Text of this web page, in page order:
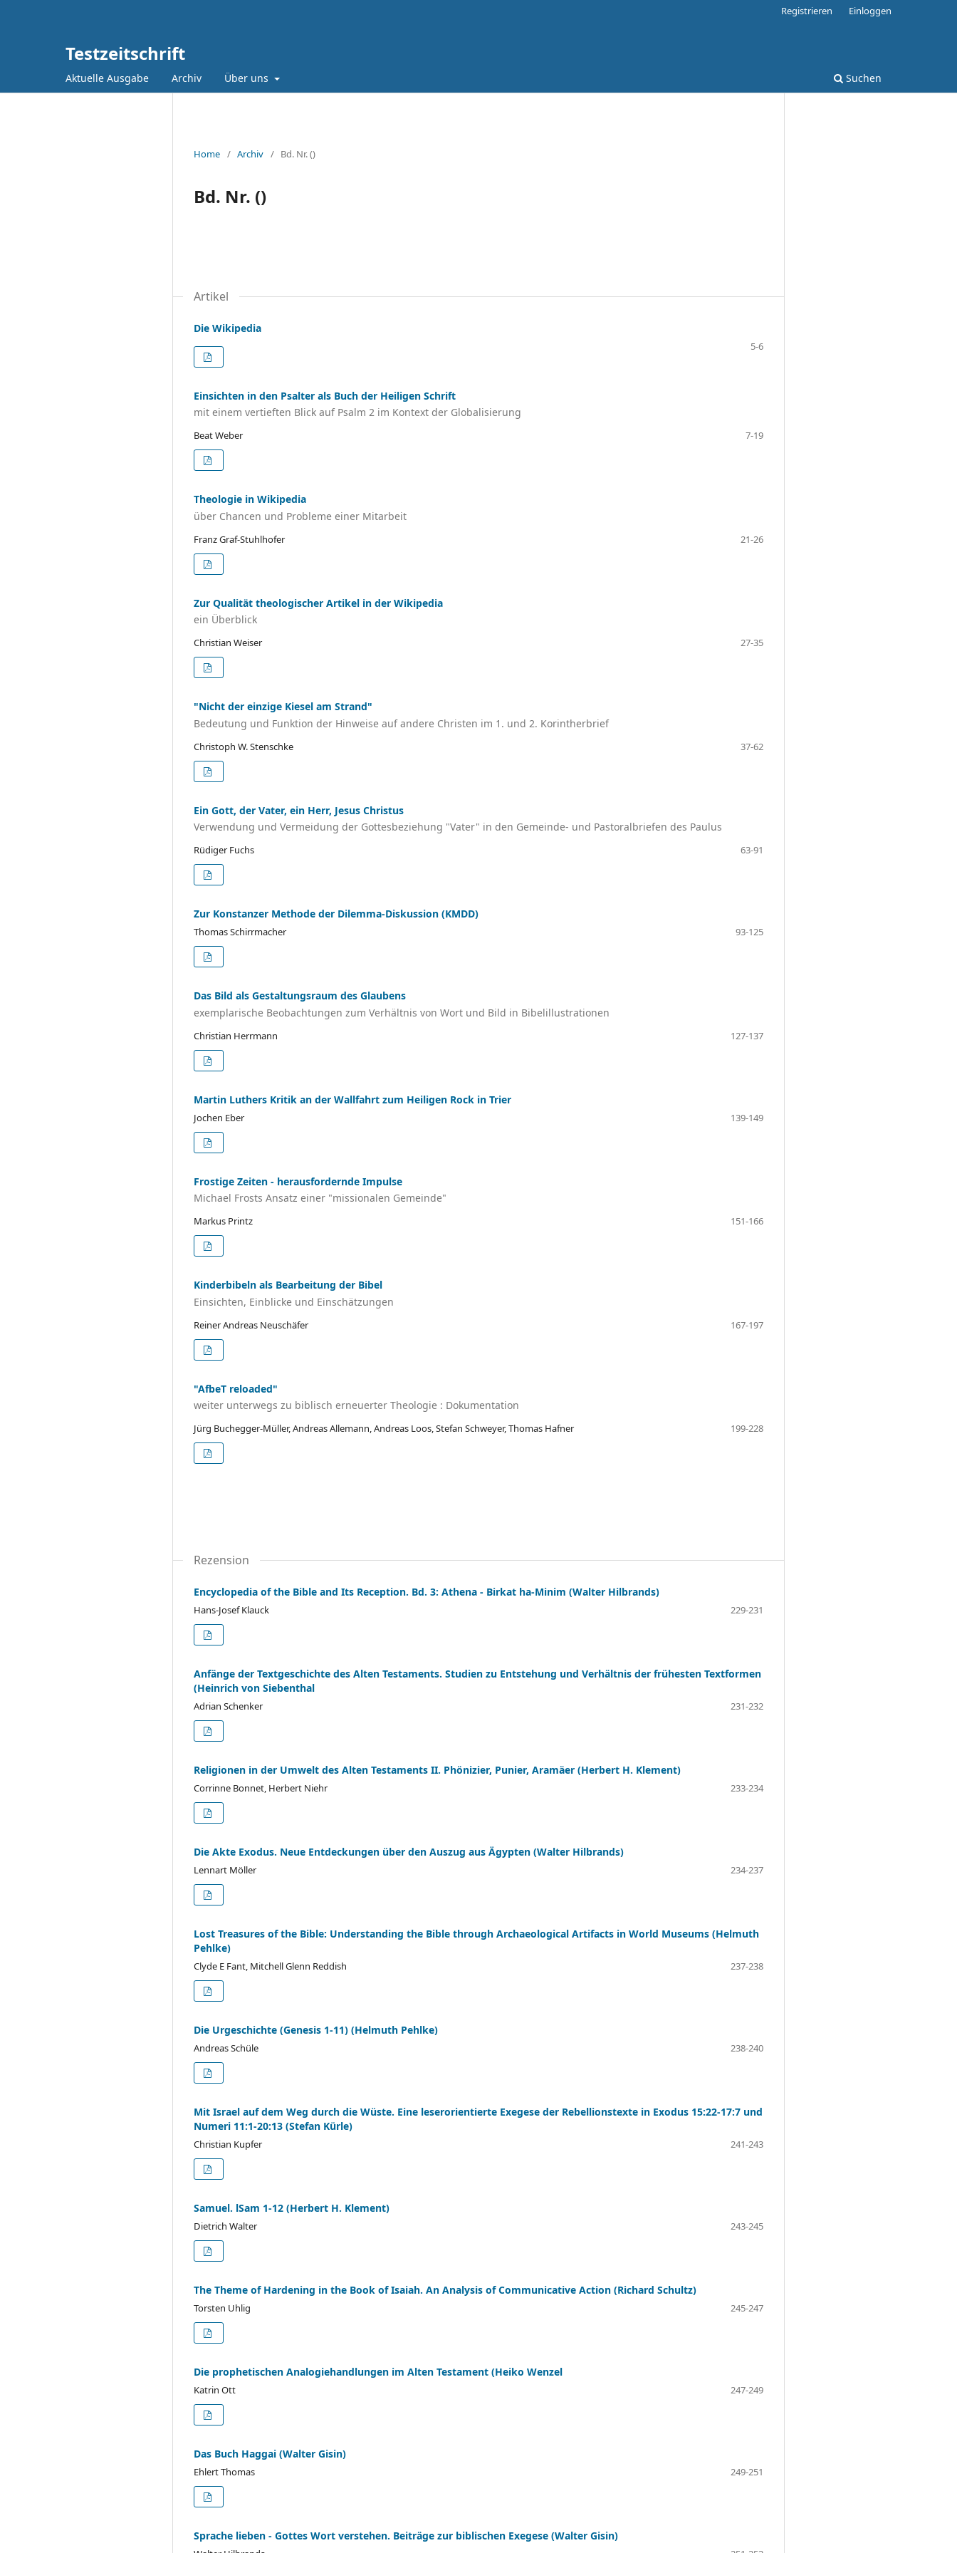
Testzeitschrift
Aktuelle Ausgabe Archiv Über uns Suchen
Registrieren Einloggen
Home / Archiv / Bd. Nr. ()
Bd. Nr. ()
Artikel
Die Wikipedia
5-6
Einsichten in den Psalter als Buch der Heiligen Schrift
mit einem vertieften Blick auf Psalm 2 im Kontext der Globalisierung
Beat Weber 7-19
Theologie in Wikipedia
über Chancen und Probleme einer Mitarbeit
Franz Graf-Stuhlhofer 21-26
Zur Qualität theologischer Artikel in der Wikipedia
ein Überblick
Christian Weiser 27-35
"Nicht der einzige Kiesel am Strand"
Bedeutung und Funktion der Hinweise auf andere Christen im 1. und 2. Korintherbrief
Christoph W. Stenschke 37-62
Ein Gott, der Vater, ein Herr, Jesus Christus
Verwendung und Vermeidung der Gottesbeziehung "Vater" in den Gemeinde- und Pastoralbriefen des Paulus
Rüdiger Fuchs 63-91
Zur Konstanzer Methode der Dilemma-Diskussion (KMDD)
Thomas Schirrmacher 93-125
Das Bild als Gestaltungsraum des Glaubens
exemplarische Beobachtungen zum Verhältnis von Wort und Bild in Bibelillustrationen
Christian Herrmann 127-137
Martin Luthers Kritik an der Wallfahrt zum Heiligen Rock in Trier
Jochen Eber 139-149
Frostige Zeiten - herausfordernde Impulse
Michael Frosts Ansatz einer "missionalen Gemeinde"
Markus Printz 151-166
Kinderbibeln als Bearbeitung der Bibel
Einsichten, Einblicke und Einschätzungen
Reiner Andreas Neuschäfer 167-197
"AfbeT reloaded"
weiter unterwegs zu biblisch erneuerter Theologie : Dokumentation
Jürg Buchegger-Müller, Andreas Allemann, Andreas Loos, Stefan Schweyer, Thomas Hafner 199-228
Rezension
Encyclopedia of the Bible and Its Reception. Bd. 3: Athena - Birkat ha-Minim (Walter Hilbrands)
Hans-Josef Klauck 229-231
Anfänge der Textgeschichte des Alten Testaments. Studien zu Entstehung und Verhältnis der frühesten Textformen
(Heinrich von Siebenthal
Adrian Schenker 231-232
Religionen in der Umwelt des Alten Testaments II. Phönizier, Punier, Aramäer (Herbert H. Klement)
Corrinne Bonnet, Herbert Niehr 233-234
Die Akte Exodus. Neue Entdeckungen über den Auszug aus Ägypten (Walter Hilbrands)
Lennart Möller 234-237
Lost Treasures of the Bible: Understanding the Bible through Archaeological Artifacts in World Museums (Helmuth
Pehlke)
Clyde E Fant, Mitchell Glenn Reddish 237-238
Die Urgeschichte (Genesis 1-11) (Helmuth Pehlke)
Andreas Schüle 238-240
Mit Israel auf dem Weg durch die Wüste. Eine leserorientierte Exegese der Rebellionstexte in Exodus 15:22-17:7 und
Numeri 11:1-20:13 (Stefan Kürle)
Christian Kupfer 241-243
Samuel. lSam 1-12 (Herbert H. Klement)
Dietrich Walter 243-245
The Theme of Hardening in the Book of Isaiah. An Analysis of Communicative Action (Richard Schultz)
Torsten Uhlig 245-247
Die prophetischen Analogiehandlungen im Alten Testament (Heiko Wenzel
Katrin Ott 247-249
Das Buch Haggai (Walter Gisin)
Ehlert Thomas 249-251
Sprache lieben - Gottes Wort verstehen. Beiträge zur biblischen Exegese (Walter Gisin)